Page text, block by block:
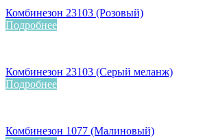
Комбинезон 23103 (Розовый)
Подробнее
Комбинезон 23103 (Серый меланж)
Подробнее
Комбинезон 1077 (Малиновый)